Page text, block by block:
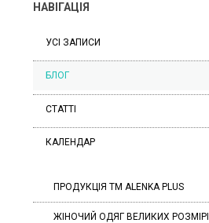
НАВІГАЦІЯ
УСІ ЗАПИСИ
БЛОГ
СТАТТІ
КАЛЕНДАР
ПРОДУКЦІЯ ТМ ALENKA PLUS
ЖІНОЧИЙ ОДЯГ ВЕЛИКИХ